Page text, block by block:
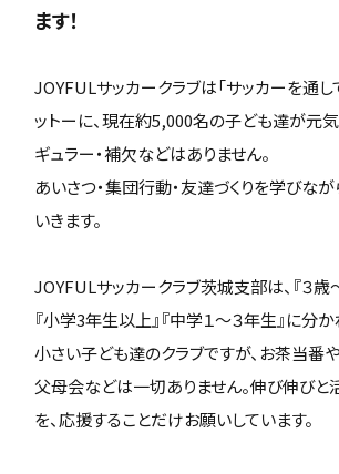
ます！
JOYFULサッカークラブは「サッカーを通
ットーに、現在約5,000名の子ども達が元
ギュラー・補欠などはありません。
あいさつ・集団行動・友達づくりを学びなが
いきます。
JOYFULサッカークラブ茨城支部は、『３歳
『小学3年生以上』『中学１～３年生』に分か
小さい子ども達のクラブですが、お茶当番
父母会などは一切ありません。伸び伸びと
を、応援することだけお願いしています。